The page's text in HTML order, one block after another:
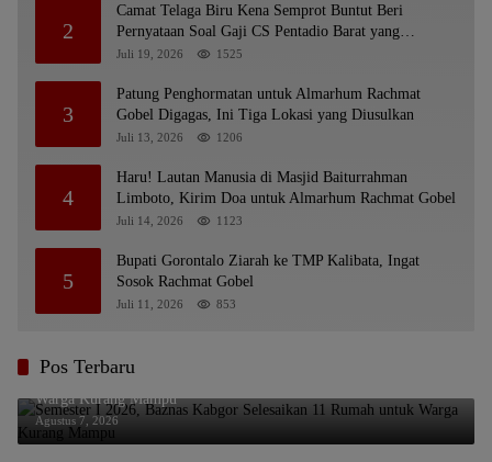
2
Camat Telaga Biru Kena Semprot Buntut Beri
Pernyataan Soal Gaji CS Pentadio Barat yang
Nunggak
Juli 19, 2026 1525
3
Patung Penghormatan untuk Almarhum Rachmat
Gobel Digagas, Ini Tiga Lokasi yang Diusulkan
Juli 13, 2026 1206
4
Haru! Lautan Manusia di Masjid Baiturrahman
Limboto, Kirim Doa untuk Almarhum Rachmat Gobel
Juli 14, 2026 1123
5
Bupati Gorontalo Ziarah ke TMP Kalibata, Ingat
Sosok Rachmat Gobel
Juli 11, 2026 853
Pos Terbaru
Semester I 2026, Baznas Kabgor Selesaikan 11 Rumah untuk
Warga Kurang Mampu
Agustus 7, 2026